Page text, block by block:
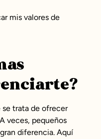
mis valores de
trata de ofrecer
veces, pequeños
diferencia. Aquí